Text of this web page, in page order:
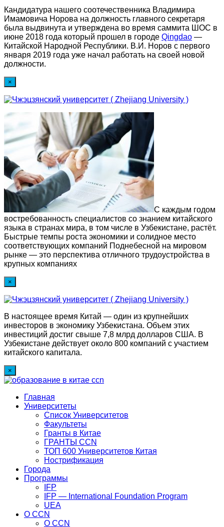
Кандидатура нашего соотечественника Владимира
Имамовича Норова на должность главного секретаря
была выдвинута и утверждена во время саммита ШОС в
июне 2018 года который прошел в городе Qingdao —
Китайской Народной Республики. В.И. Норов с первого
января 2019 года уже начал работать на своей новой
должности.
×
С каждым годом
востребованность специалистов со знанием китайского
языка в странах мира, в том числе в Узбекистане, растёт.
Быстрые темпы роста экономики и солидное место
соответствующих компаний Поднебесной на мировом
рынке — это перспектива отличного трудоустройства в
крупных компаниях
×
В настоящее время Китай — один из крупнейших
инвесторов в экономику Узбекистана. Объем этих
инвестиций достиг свыше 7,8 млрд долларов США. В
Узбекистане действует около 800 компаний с участием
китайского капитала.
×
Главная
Университеты
Список Университетов
Факультеты
Гранты в Китае
ГРАНТЫ ССN
ТОП 600 Университетов Китая
Нострификация
Города
Программы
IFP
IFP — International Foundation Program
UEA
О CCN
О CCN